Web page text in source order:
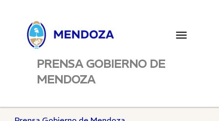
Toggle
PRENSA GOBIERNO DE
MENDOZA